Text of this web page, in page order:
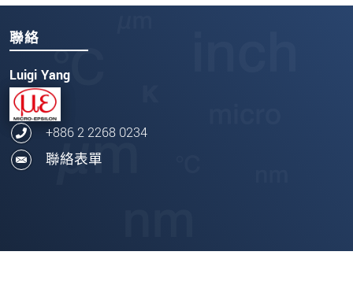
聯絡
Luigi Yang
+886 2 2268 0234
聯絡表單